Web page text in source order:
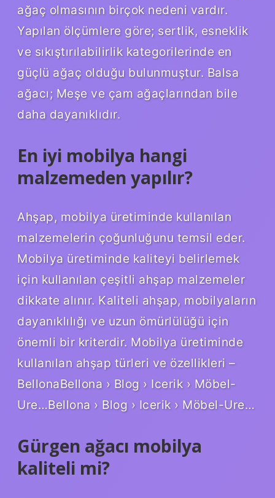
ağaç olmasının birçok nedeni vardır.
Yapılan ölçümlere göre; sertlik, esneklik
ve sıkıştırılabilirlik kategorilerinde en
güçlü ağaç olduğu bulunmuştur. Balsa
ağacı; Meşe ve çam ağaçlarından bile
daha dayanıklıdır.
En iyi mobilya hangi
malzemeden yapılır?
Ahşap, mobilya üretiminde kullanılan
malzemelerin çoğunluğunu temsil eder.
Mobilya üretiminde kaliteyi belirlemek
için kullanılan çeşitli ahşap malzemeler
dikkate alınır. Kaliteli ahşap, mobilyaların
dayanıklılığı ve uzun ömürlülüğü için
önemli bir kriterdir. Mobilya üretiminde
kullanılan ahşap türleri ve özellikleri –
BellonaBellona › Blog › Icerik › Möbel-
Ure…Bellona › Blog › Icerik › Möbel-Ure…
Gürgen ağacı mobilya
kaliteli mi?